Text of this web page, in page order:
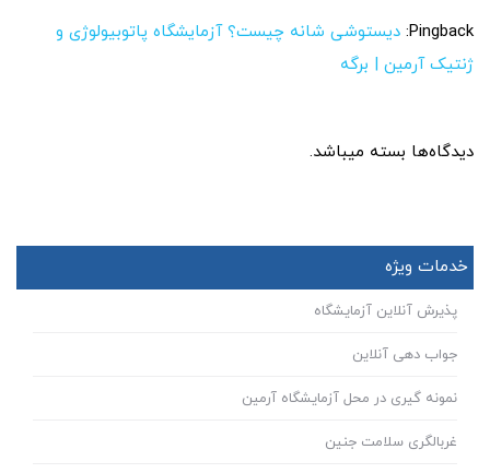
Pingback: دیستوشی شانه چیست؟ آزمایشگاه پاتوبیولوژی و
ژنتیک آرمین | برگه
دیدگاه‌ها بسته میباشد.
خدمات ویژه
پذیرش آنلاین آزمایشگاه
جواب دهی آنلاین
نمونه گیری در محل آزمایشگاه آرمین
غربالگری سلامت جنین